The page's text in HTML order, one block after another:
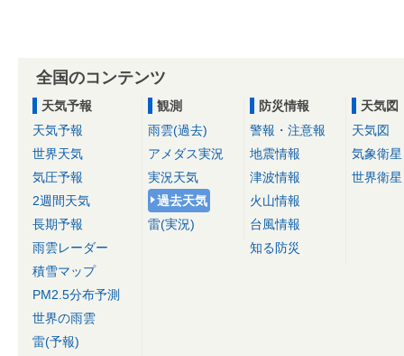
全国のコンテンツ
天気予報
天気予報
世界天気
気圧予報
2週間天気
長期予報
雨雲レーダー
積雪マップ
PM2.5分布予測
世界の雨雲
雷(予報)
観測
雨雲(過去)
アメダス実況
実況天気
過去天気
雷(実況)
防災情報
警報・注意報
地震情報
津波情報
火山情報
台風情報
知る防災
天気図
天気図
気象衛星
世界衛星